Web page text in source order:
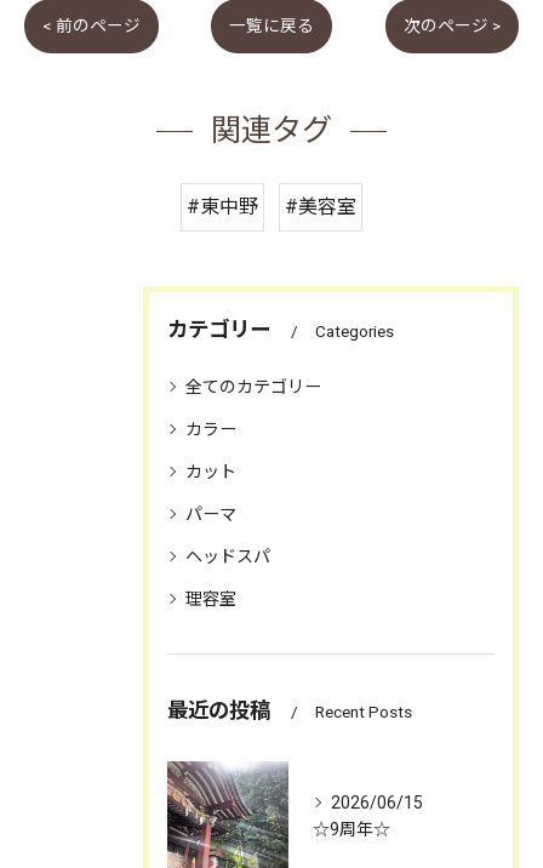
< 前のページ 一覧に戻る 次のページ >
関連タグ
#東中野 #美容室
カテゴリー Categories
全てのカテゴリー
カラー
カット
パーマ
ヘッドスパ
理容室
最近の投稿 Recent Posts
2026/06/15
☆9周年☆